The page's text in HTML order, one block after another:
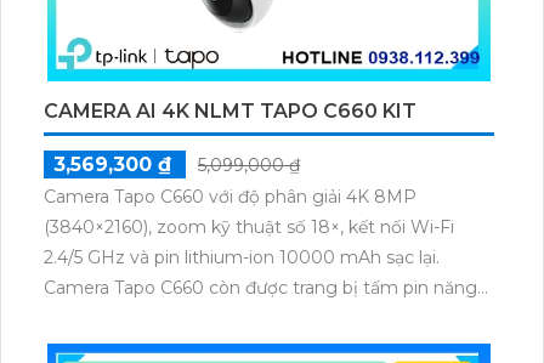
CAMERA AI 4K NLMT TAPO C660 KIT
3,569,300 ₫
5,099,000 ₫
Camera Tapo C660 với độ phân giải 4K 8MP
(3840×2160), zoom kỹ thuật số 18×, kết nối Wi-Fi
2.4/5 GHz và pin lithium-ion 10000 mAh sạc lại.
Camera Tapo C660 còn được trang bị tấm pin năng
thú cưng, phương tiện, lưu trữ thẻ microSD tối đa 512